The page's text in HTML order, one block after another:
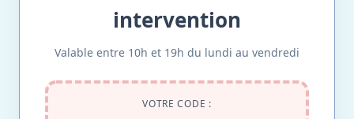
intervention
Valable entre 10h et 19h du lundi au vendredi
VOTRE CODE :